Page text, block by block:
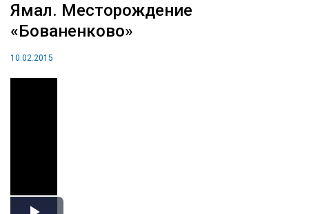
Ямал. Месторождение
«Бованенково»
10.02.2015